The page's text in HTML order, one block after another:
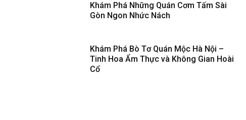
Khám Phá Những Quán Cơm Tấm Sài
Gòn Ngon Nhức Nách
Khám Phá Bò Tơ Quán Mộc Hà Nội –
Tinh Hoa Ẩm Thực và Không Gian Hoài
Cổ